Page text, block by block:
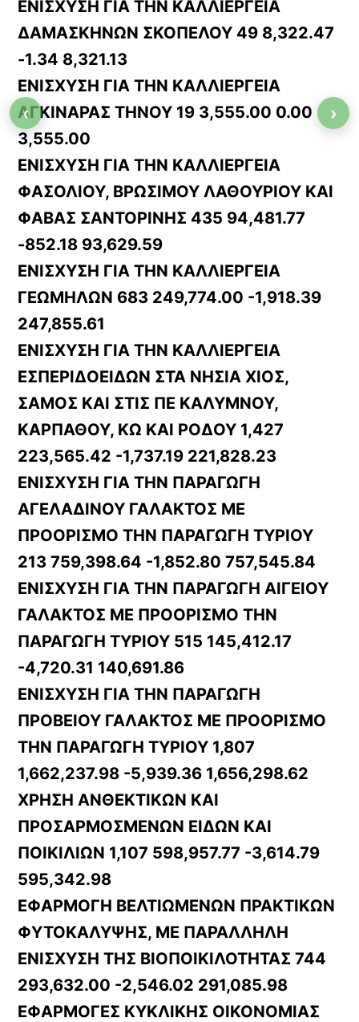
ΕΝΙΣΧΥΣΗ ΓΙΑ ΤΗΝ ΚΑΛΛΙΕΡΓΕΙΑ
ΔΑΜΑΣΚΗΝΩΝ ΣΚΟΠΕΛΟΥ 49 8,322.47
-1.34 8,321.13
ΕΝΙΣΧΥΣΗ ΓΙΑ ΤΗΝ ΚΑΛΛΙΕΡΓΕΙΑ
ΑΓΚΙΝΑΡΑΣ ΤΗΝΟΥ 19 3,555.00 0.00
3,555.00
ΕΝΙΣΧΥΣΗ ΓΙΑ ΤΗΝ ΚΑΛΛΙΕΡΓΕΙΑ
ΦΑΣΟΛΙΟΥ, ΒΡΩΣΙΜΟΥ ΛΑΘΟΥΡΙΟΥ ΚΑΙ
ΦΑΒΑΣ ΣΑΝΤΟΡΙΝΗΣ 435 94,481.77
-852.18 93,629.59
ΕΝΙΣΧΥΣΗ ΓΙΑ ΤΗΝ ΚΑΛΛΙΕΡΓΕΙΑ
ΓΕΩΜΗΛΩΝ 683 249,774.00 -1,918.39
247,855.61
ΕΝΙΣΧΥΣΗ ΓΙΑ ΤΗΝ ΚΑΛΛΙΕΡΓΕΙΑ
ΕΣΠΕΡΙΔΟΕΙΔΩΝ ΣΤΑ ΝΗΣΙΑ ΧΙΟΣ,
ΣΑΜΟΣ ΚΑΙ ΣΤΙΣ ΠΕ ΚΑΛΥΜΝΟΥ,
ΚΑΡΠΑΘΟΥ, ΚΩ ΚΑΙ ΡΟΔΟΥ 1,427
223,565.42 -1,737.19 221,828.23
ΕΝΙΣΧΥΣΗ ΓΙΑ ΤΗΝ ΠΑΡΑΓΩΓΗ
ΑΓΕΛΑΔΙΝΟΥ ΓΑΛΑΚΤΟΣ ΜΕ
ΠΡΟΟΡΙΣΜΟ ΤΗΝ ΠΑΡΑΓΩΓΗ ΤΥΡΙΟΥ
213 759,398.64 -1,852.80 757,545.84
ΕΝΙΣΧΥΣΗ ΓΙΑ ΤΗΝ ΠΑΡΑΓΩΓΗ ΑΙΓΕΙΟΥ
ΓΑΛΑΚΤΟΣ ΜΕ ΠΡΟΟΡΙΣΜΟ ΤΗΝ
ΠΑΡΑΓΩΓΗ ΤΥΡΙΟΥ 515 145,412.17
-4,720.31 140,691.86
ΕΝΙΣΧΥΣΗ ΓΙΑ ΤΗΝ ΠΑΡΑΓΩΓΗ
ΠΡΟΒΕΙΟΥ ΓΑΛΑΚΤΟΣ ΜΕ ΠΡΟΟΡΙΣΜΟ
ΤΗΝ ΠΑΡΑΓΩΓΗ ΤΥΡΙΟΥ 1,807
1,662,237.98 -5,939.36 1,656,298.62
ΧΡΗΣΗ ΑΝΘΕΚΤΙΚΩΝ ΚΑΙ
ΠΡΟΣΑΡΜΟΣΜΕΝΩΝ ΕΙΔΩΝ ΚΑΙ
ΠΟΙΚΙΛΙΩΝ 1,107 598,957.77 -3,614.79
595,342.98
ΕΦΑΡΜΟΓΗ ΒΕΛΤΙΩΜΕΝΩΝ ΠΡΑΚΤΙΚΩΝ
ΦΥΤΟΚΑΛΥΨΗΣ, ΜΕ ΠΑΡΑΛΛΗΛΗ
ΕΝΙΣΧΥΣΗ ΤΗΣ ΒΙΟΠΟΙΚΙΛΟΤΗΤΑΣ 744
293,632.00 -2,546.02 291,085.98
ΕΦΑΡΜΟΓΕΣ ΚΥΚΛΙΚΗΣ ΟΙΚΟΝΟΜΙΑΣ
‹ ›